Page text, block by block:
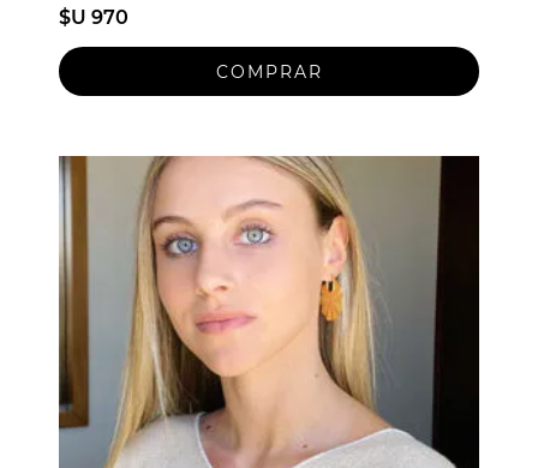
$U 970